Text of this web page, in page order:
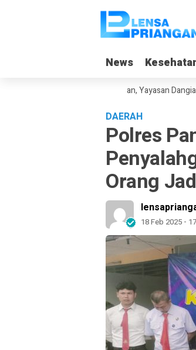
News
News
Gadget Saat Liburan, Yayasan Dangiang
DAERAH
Polres
Orang
18 Feb 2025 -